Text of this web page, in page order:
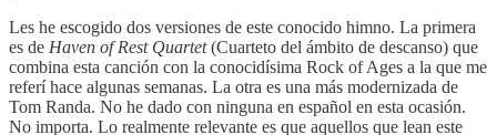
Les he escogido dos versiones de este conocido himno. La primera
es de Haven of Rest Quartet(Cuarteto del ámbito de descanso) que
combina esta canción con la conocidísima Rock of Ages a la que me
referí hace algunas semanas. La otra es una más modernizada de
Tom Randa. No he dado con ninguna en español en esta ocasión.
No importa. Lo realmente relevante es que aquellos que lean este